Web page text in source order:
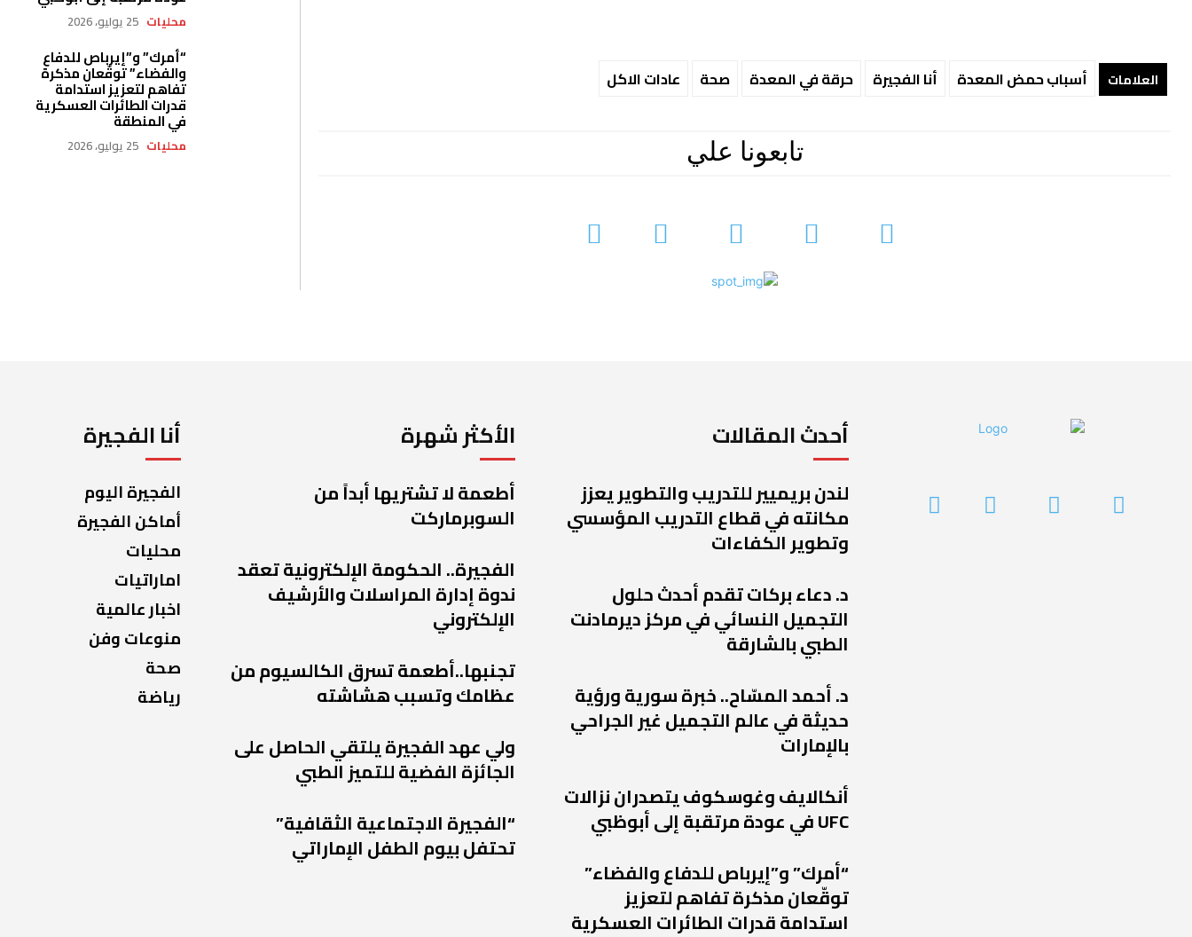
محليات 25 يوليو، 2026
“أمرك” و”إيرباص للدفاع
والفضاء” توقّعان مذكرة
تفاهم لتعزيز استدامة
قدرات الطائرات العسكرية
في المنطقة
محليات 25 يوليو، 2026
العلامات أسباب حمض المعدة أنا الفجيرة حرقة في المعدة صحة عادات الاكل
تابعونا علي
أنا الفجيرة
الفجيرة اليوم
أماكن الفجيرة
محليات
اماراتيات
اخبار عالمية
منوعات وفن
صحة
رياضة
الأكثر شهرة
أطعمة لا تشتريها أبداً من
السوبرماركت
الفجيرة.. الحكومة الإلكترونية تعقد
ندوة إدارة المراسلات والأرشيف
الإلكتروني
تجنبها..أطعمة تسرق الكالسيوم من
عظامك وتسبب هشاشته
ولي عهد الفجيرة يلتقي الحاصل على
الجائزة الفضية للتميز الطبي
“الفجيرة الاجتماعية الثقافية”
تحتفل بيوم الطفل الإماراتي
أحدث المقالات
لندن بريميير للتدريب والتطوير يعزز
مكانته في قطاع التدريب المؤسسي
وتطوير الكفاءات
د. دعاء بركات تقدم أحدث حلول
التجميل النسائي في مركز ديرمادنت
الطبي بالشارقة
د. أحمد المسّاح.. خبرة سورية ورؤية
حديثة في عالم التجميل غير الجراحي
بالإمارات
أنكالايف وغوسكوف يتصدران نزالات
UFC في عودة مرتقبة إلى أبوظبي
“أمرك” و”إيرباص للدفاع والفضاء”
توقّعان مذكرة تفاهم لتعزيز
استدامة قدرات الطائرات العسكرية